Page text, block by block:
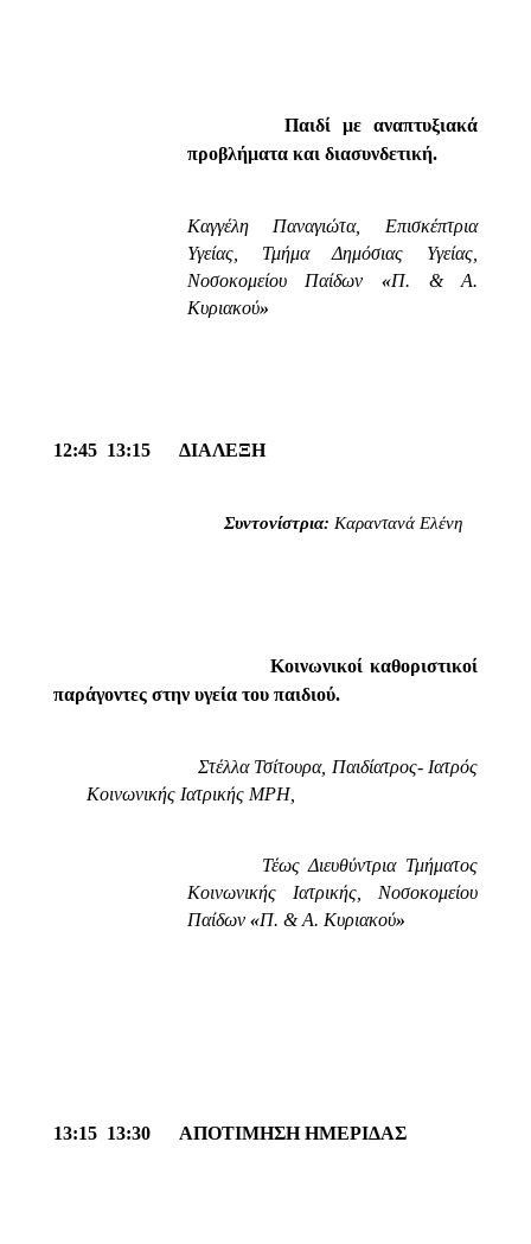
Παιδί με αναπτυξιακά
προβλήματα και διασυνδετική.
Καγγέλη Παναγιώτα, Επισκέπτρια
Υγείας, Τμήμα Δημόσιας Υγείας,
Νοσοκομείου Παίδων «Π. & Α.
Κυριακού»
12:45  13:15 ΔΙΑΛΕΞΗ
Συντονίστρια: Καραντανά Ελένη
Κοινωνικοί καθοριστικοί
παράγοντες στην υγεία του παιδιού.
Στέλλα Τσίτουρα, Παιδίατρος- Ιατρός
Κοινωνικής Ιατρικής MPH,
Τέως Διευθύντρια Τμήματος
Κοινωνικής Ιατρικής, Νοσοκομείου
Παίδων «Π. & Α. Κυριακού»
13:15  13:30 ΑΠΟΤΙΜΗΣΗ ΗΜΕΡΙΔΑΣ